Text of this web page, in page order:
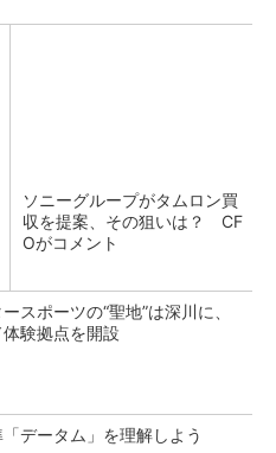
ソニーグループがタムロン買
収を提案、その狙いは？ CF
Oがコメント
スポーツの“聖地”は深川に、
験拠点を開設
データム」を理解しよう